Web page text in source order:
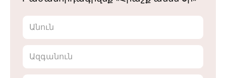
Անուն
Ազգանուն